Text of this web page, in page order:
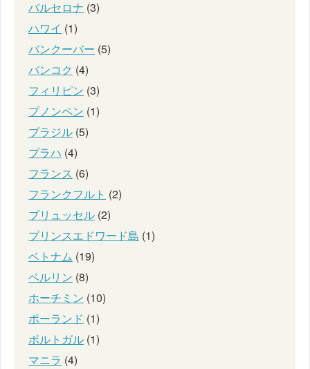
バルセロナ (3)
ハワイ (1)
バンクーバー (5)
バンコク (4)
フィリピン (3)
プノンペン (1)
ブラジル (5)
プラハ (4)
フランス (6)
フランクフルト (2)
ブリュッセル (2)
プリンスエドワード島 (1)
ベトナム (19)
ベルリン (8)
ホーチミン (10)
ポーランド (1)
ポルトガル (1)
マニラ (4)